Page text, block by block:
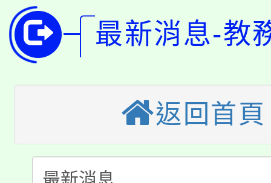
開!
115年桃園市運動會8/
田徑場及游泳池舉行。
桃園市低收入戶享有免
半價優惠，詳情可洽有
者。
份教師增能研習
大溪自造教育及科技
份教師研習
會
115年食農教育專業人
最新消息-教
返回首頁